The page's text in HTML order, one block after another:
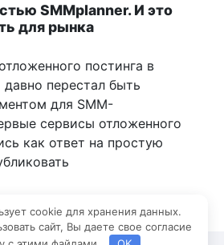
SMMplanner. И это
для рынка
постинга в
перестал быть
для SMM-
сервисы отложенного
как ответ на простую
cookie для хранения данных.
сайт, Вы даете свое согласие